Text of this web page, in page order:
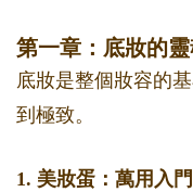
第一章：底妝的
底妝是整個妝容的
到極致。
1. 美妝蛋：萬用入